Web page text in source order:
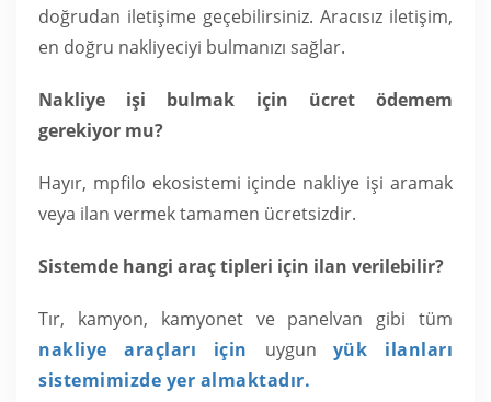
doğrudan iletişime geçebilirsiniz. Aracısız iletişim,
en doğru nakliyeciyi bulmanızı sağlar.
Nakliye işi bulmak için ücret ödemem
gerekiyor mu?
Hayır, mpfilo ekosistemi içinde nakliye işi aramak
veya ilan vermek tamamen ücretsizdir.
Sistemde hangi araç tipleri için ilan verilebilir?
Tır, kamyon, kamyonet ve panelvan gibi tüm
nakliye araçları için uygun yük ilanları
sistemimizde yer almaktadır.